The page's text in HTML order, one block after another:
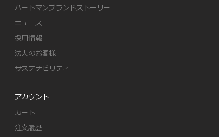
ハートマンブランドストーリー
ニュース
採用情報
法人のお客様
サステナビリティ
アカウント
カート
注文履歴